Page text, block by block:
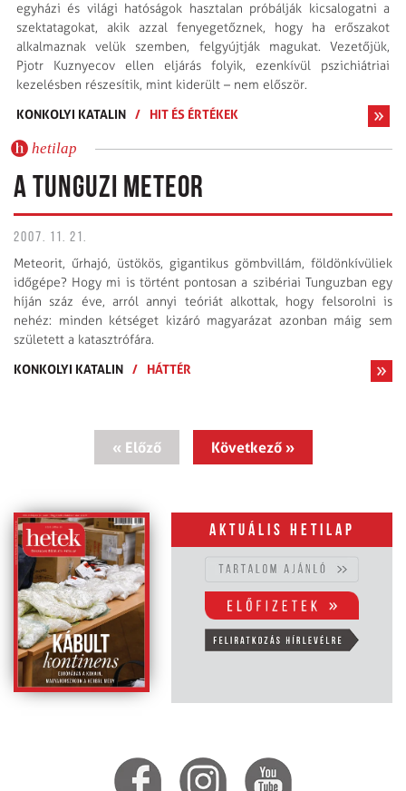
egyházi és világi hatóságok hasztalan próbálják kicsalogatni a
szektatagokat, akik azzal fenyegetőznek, hogy ha erőszakot
alkalmaznak velük szemben, felgyújtják magukat. Vezetőjük,
Pjotr Kuznyecov ellen eljárás folyik, ezenkívül pszichiátriai
kezelésben részesítik, mint kiderült – nem először.
KONKOLYI KATALIN / HIT ÉS ÉRTÉKEK
hetilap
A TUNGUZI METEOR
2007. 11. 21.
Meteorit, űrhajó, üstökös, gigantikus gömbvillám, földönkívüliek
időgépe? Hogy mi is történt pontosan a szibériai Tunguzban egy
híján száz éve, arról annyi teóriát alkottak, hogy felsorolni is
nehéz: minden kétséget kizáró magyarázat azonban máig sem
született a katasztrófára.
KONKOLYI KATALIN / HÁTTÉR
« Előző Következő »
Aktuális hetilap